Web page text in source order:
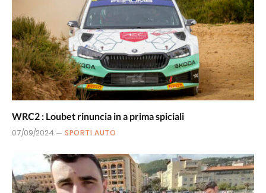
WRC2 : Loubet rinuncia in a prima spiciali
07/09/2024 SPORTI AUTO